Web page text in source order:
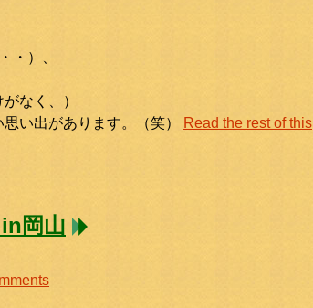
・）、
なく、）
い出があります。（笑）
Read the rest of this
岡山